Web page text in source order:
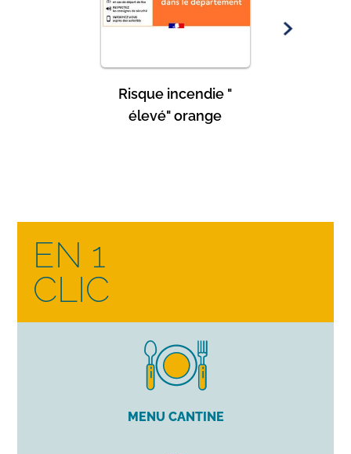
Risque incendie "
élevé" orange
EN 1
CLIC
MENU CANTINE